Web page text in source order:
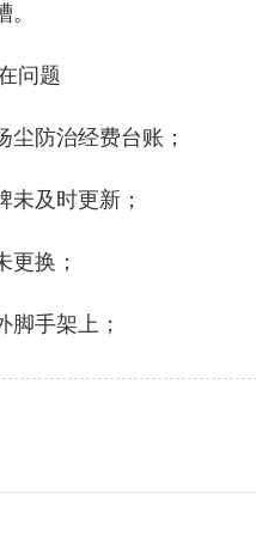
问题
防治经费台账；
及时更新；
换；
手架上；